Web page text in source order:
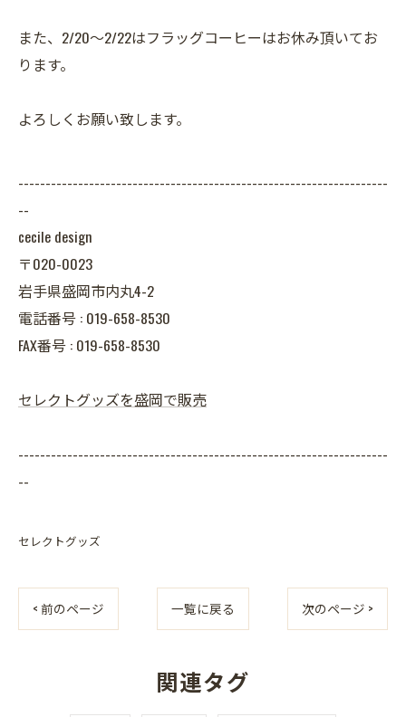
また、2/20〜2/22はフラッグコーヒーはお休み頂いてお
ります。
よろしくお願い致します。
--------------------------------------------------------------------
--
cecile design
〒020-0023
岩手県盛岡市内丸4-2
電話番号 : 019-658-8530
FAX番号 : 019-658-8530
セレクトグッズを盛岡で販売
--------------------------------------------------------------------
--
セレクトグッズ
< 前のページ 一覧に戻る 次のページ >
関連タグ